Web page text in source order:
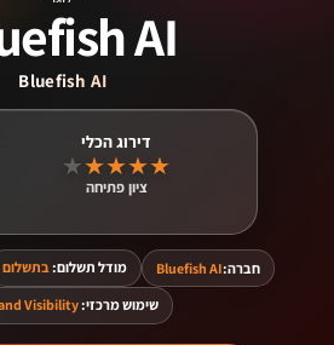
AI
Bluefish AI
★
★
★
★
★
ציון פתיחה
חברה:Bluefish AI מודל תשלום:בתשלום
שימוש מרכזי:Visibility